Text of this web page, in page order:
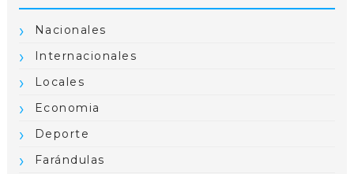
Nacionales
Internacionales
Locales
Economia
Deporte
Farándulas